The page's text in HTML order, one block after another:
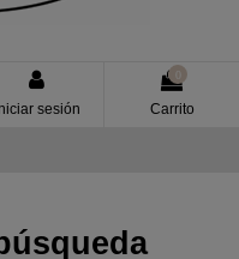
sesión Carrito